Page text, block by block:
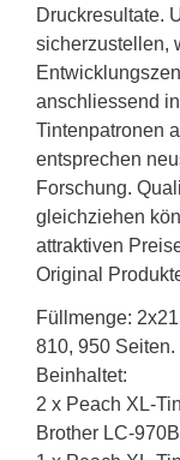
Druckresultate.
sicherzustellen,
anschliessend
Tintenpatronen
entsprechen
Forschung.
gleichziehen
attraktiven
Original
Füllmenge:
810, 950 Seiten.
Beinhaltet:
2 x Peach XL-
Brother LC-